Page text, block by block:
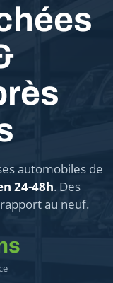
automobiles de
24-48h. Des
au neuf.